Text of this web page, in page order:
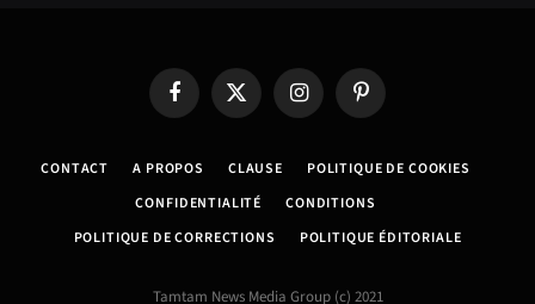
FacebookX
(Twitter)
InstagramPinterest
CONTACT A PROPOS CLAUSE
POLITIQUE DE COOKIES
CONFIDENTIALITÉ
CONDITIONS
POLITIQUE DE CORRECTIONS
POLITIQUE ÉDITORIALE
Tamtam News Media Group (c) 2021